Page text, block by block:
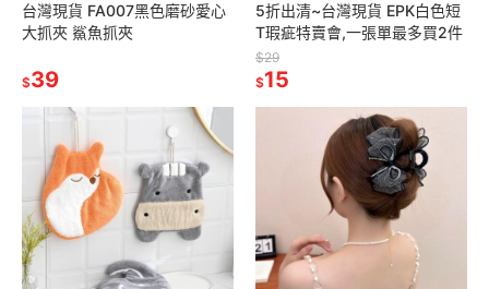
台灣現貨 FA007黑色磨砂愛心
大抓夾 鯊魚抓夾
$39
5折出清~台灣現貨 EPK白色短
T瑕疵特賣會,一張單最多買2件
$29
$15